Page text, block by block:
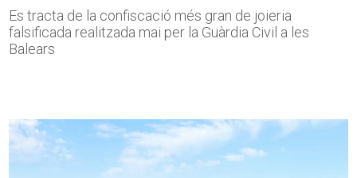
Es tracta de la confiscació més gran de joieria
falsificada realitzada mai per la Guàrdia Civil a les
Balears